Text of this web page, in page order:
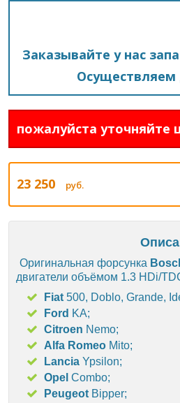
Заказывайте у нас
Осуществляем
пожалуйста уточняйте
23 250 руб.
Оригинальная форсунка
двигатели объёмом 1.3 HDi/
Fiat 500, Doblo, Grande,
Ford KA;
Citroen Nemo;
Alfa Romeo Mito;
Lancia Ypsilon;
Opel Combo;
Peugeot Bipper;